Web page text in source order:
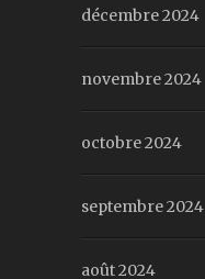
décembre 2024
novembre 2024
octobre 2024
septembre 2024
août 2024